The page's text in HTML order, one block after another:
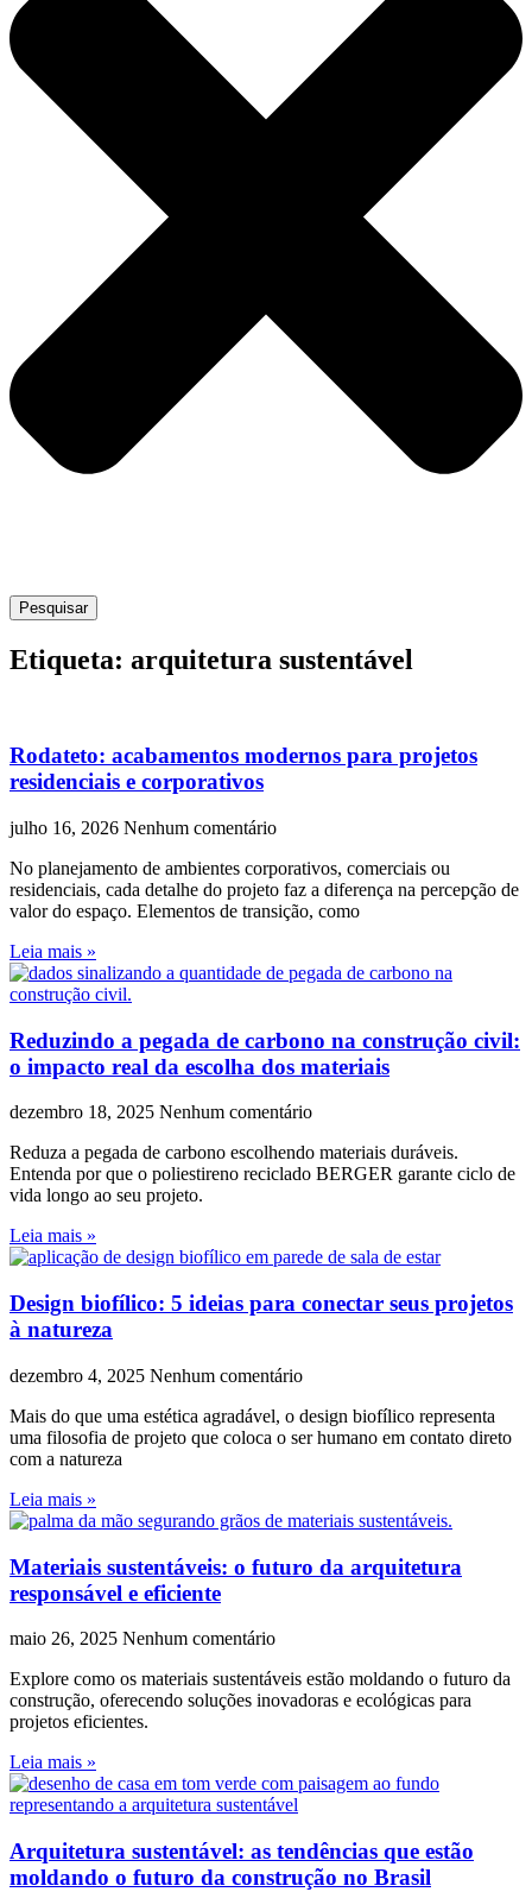
Pesquisar
Etiqueta: arquitetura sustentável
Rodateto: acabamentos modernos para projetos
residenciais e corporativos
julho 16, 2026 Nenhum comentário
No planejamento de ambientes corporativos, comerciais ou
residenciais, cada detalhe do projeto faz a diferença na percepção de
valor do espaço. Elementos de transição, como
Leia mais »
Reduzindo a pegada de carbono na construção civil:
o impacto real da escolha dos materiais
dezembro 18, 2025 Nenhum comentário
Reduza a pegada de carbono escolhendo materiais duráveis.
Entenda por que o poliestireno reciclado BERGER garante ciclo de
vida longo ao seu projeto.
Leia mais »
Design biofílico: 5 ideias para conectar seus projetos
à natureza
dezembro 4, 2025 Nenhum comentário
Mais do que uma estética agradável, o design biofílico representa
uma filosofia de projeto que coloca o ser humano em contato direto
com a natureza
Leia mais »
Materiais sustentáveis: o futuro da arquitetura
responsável e eficiente
maio 26, 2025 Nenhum comentário
Explore como os materiais sustentáveis estão moldando o futuro da
construção, oferecendo soluções inovadoras e ecológicas para
projetos eficientes.
Leia mais »
Arquitetura sustentável: as tendências que estão
moldando o futuro da construção no Brasil